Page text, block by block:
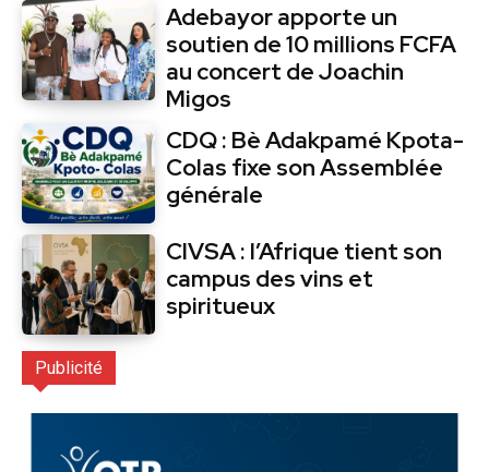
Adebayor apporte un
soutien de 10 millions FCFA
au concert de Joachin
Migos
CDQ : Bè Adakpamé Kpota-
Colas fixe son Assemblée
générale
CIVSA : l’Afrique tient son
campus des vins et
spiritueux
Publicité